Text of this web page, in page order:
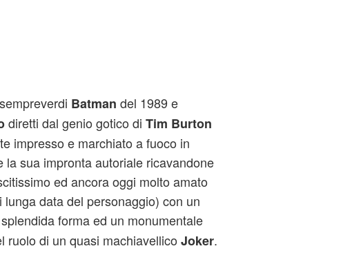
Batman del 1989 e
diretti dal genio gotico di Tim Burton
impresso e marchiato a fuoco in
la sua impronta autoriale ricavandone
ed ancora oggi molto amato
data del personaggio) con un
forma ed un monumentale
ruolo di un quasi machiavellico Joker.